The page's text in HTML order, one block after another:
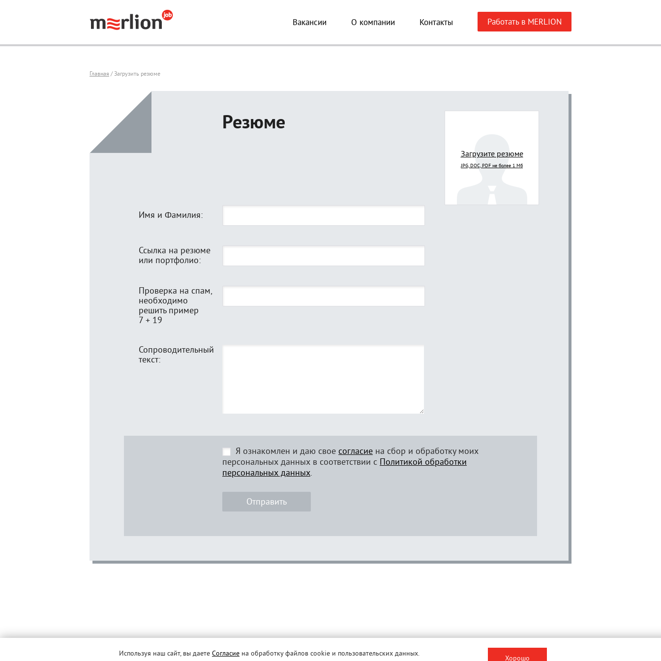
Вакансии О компании Контакты Работать в MERLION
Главная / Загрузить резюме
Резюме
Загрузите резюме
JPG, DOC, PDF не более 1 Мб
Имя и Фамилия:
Ссылка на резюме
или портфолио:
Проверка на спам,
необходимо
решить пример
7 + 19
Сопроводительный
текст:
Я ознакомлен и даю свое согласие на сбор и обработку моих
персональных данных в соответствии с Политикой обработки
персональных данных.
Отправить
© MERLION, 2026 г. Все права защищены.
Используя наш сайт, вы даете Согласие на обработку файлов cookie и пользовательских данных.
Хорошо